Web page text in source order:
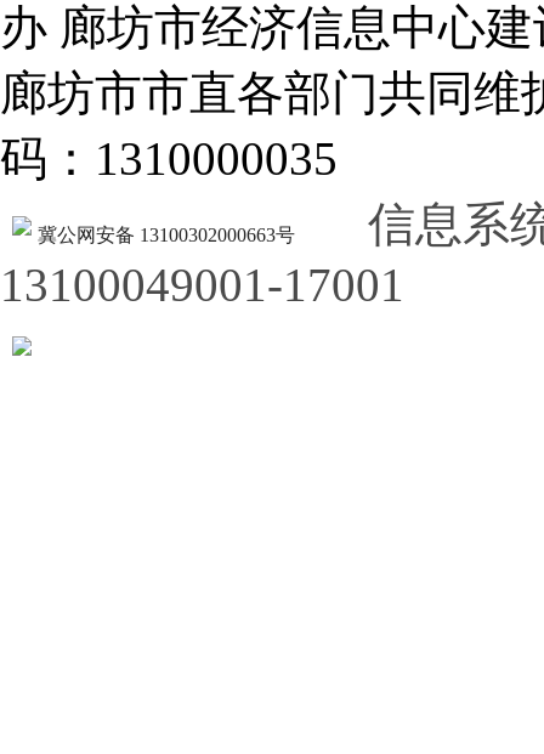
办 廊坊市经济信息中心建
廊坊市市直各部门共同
码：1310000035
冀公网安备 13100302000663号
信息系
13100049001-17001